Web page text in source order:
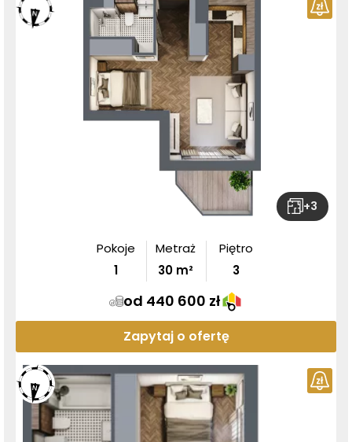
+3
Pokoje
1
Metraż
30 m²
Piętro
3
od 440 600 zł
Zapytaj o ofertę